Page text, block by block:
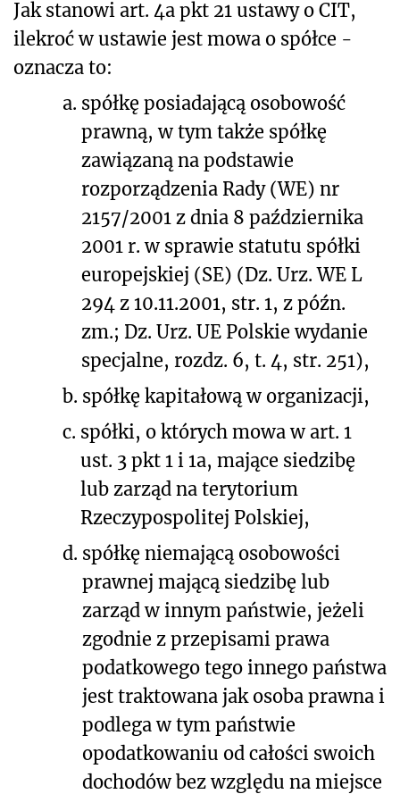
Jak stanowi art. 4a pkt 21 ustawy o CIT,
ilekroć w ustawie jest mowa o spółce -
oznacza to:
a. spółkę posiadającą osobowość
prawną, w tym także spółkę
zawiązaną na podstawie
rozporządzenia Rady (WE) nr
2157/2001 z dnia 8 października
2001 r. w sprawie statutu spółki
europejskiej (SE) (Dz. Urz. WE L
294 z 10.11.2001, str. 1, z późn.
zm.; Dz. Urz. UE Polskie wydanie
specjalne, rozdz. 6, t. 4, str. 251),
b. spółkę kapitałową w organizacji,
c. spółki, o których mowa w art. 1
ust. 3 pkt 1 i 1a, mające siedzibę
lub zarząd na terytorium
Rzeczypospolitej Polskiej,
d. spółkę niemającą osobowości
prawnej mającą siedzibę lub
zarząd w innym państwie, jeżeli
zgodnie z przepisami prawa
podatkowego tego innego państwa
jest traktowana jak osoba prawna i
podlega w tym państwie
opodatkowaniu od całości swoich
dochodów bez względu na miejsce